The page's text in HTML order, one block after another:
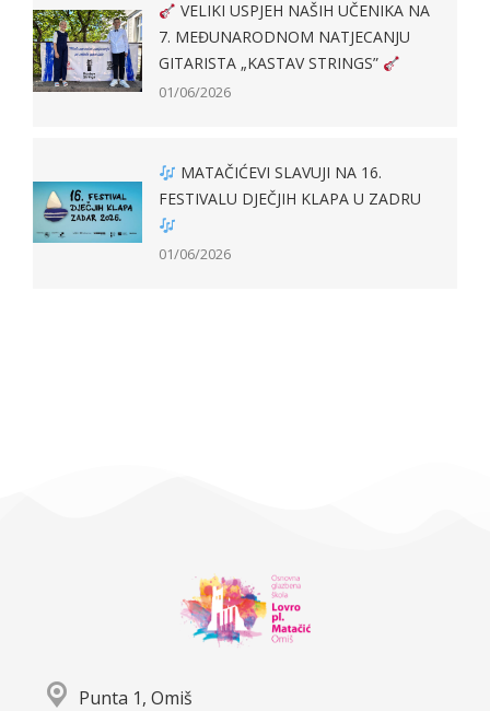
VELIKI USPJEH NAŠIH UČENIKA NA
7. MEĐUNARODNOM NATJECANJU
GITARISTA „KASTAV STRINGS”
01/06/2026
MATAČIĆEVI SLAVUJI NA 16.
FESTIVALU DJEČJIH KLAPA U ZADRU
01/06/2026
Punta 1, Omiš